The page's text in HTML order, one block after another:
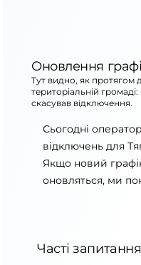
Оновлення
Тут видно, як протягом
територіальній
скасував відключення.
Сьогодні
відключень для
Якщо новий
оновляться, ми
Часті запитання